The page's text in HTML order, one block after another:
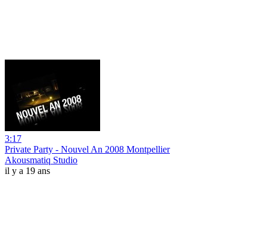
3:17
Private Party - Nouvel An 2008 Montpellier
Akousmatiq Studio
il y a 19 ans